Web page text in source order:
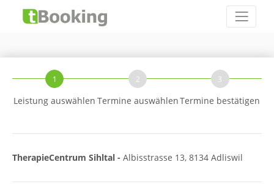
1
Leistung auswählen
2
Termine auswählen
3
Termine bestätigen
TherapieCentrum Sihltal - Albisstrasse 13, 8134 Adliswil